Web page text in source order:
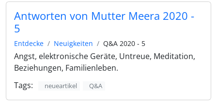
Antworten von Mutter Meera 2020 -
5
Entdecke Neuigkeiten Q&A 2020 - 5
Angst, elektronische Geräte, Untreue, Meditation,
Beziehungen, Familienleben.
Tags:
neueartikel Q&A